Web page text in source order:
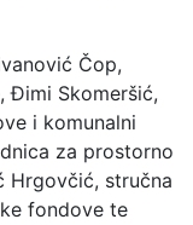
Čop,
Đimi Skomeršić,
i komunalni
za prostorno
Hrgovčić, stručna
fondove te